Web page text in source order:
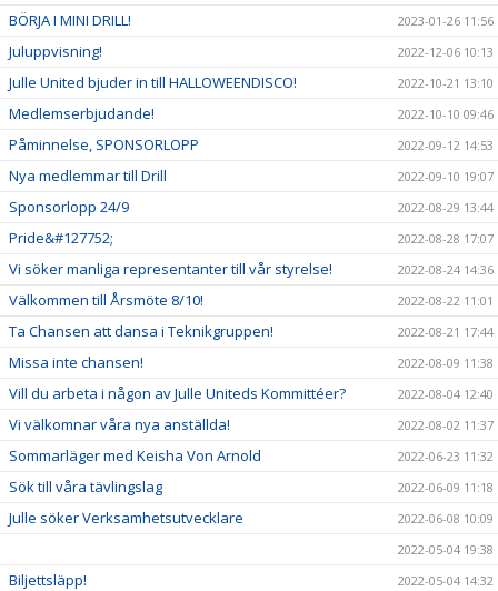
BÖRJA I MINI DRILL! 2023-01-26 11:56
Juluppvisning! 2022-12-06 10:13
Julle United bjuder in till HALLOWEENDISCO! 2022-10-21 13:10
Medlemserbjudande! 2022-10-10 09:46
Påminnelse, SPONSORLOPP 2022-09-12 14:53
Nya medlemmar till Drill 2022-09-10 19:07
Sponsorlopp 24/9 2022-08-29 13:44
Pride&#127752; 2022-08-28 17:07
Vi söker manliga representanter till vår styrelse! 2022-08-24 14:36
Välkommen till Årsmöte 8/10! 2022-08-22 11:01
Ta Chansen att dansa i Teknikgruppen! 2022-08-21 17:44
Missa inte chansen! 2022-08-09 11:38
Vill du arbeta i någon av Julle Uniteds Kommittéer? 2022-08-04 12:40
Vi välkomnar våra nya anställda! 2022-08-02 11:37
Sommarläger med Keisha Von Arnold 2022-06-23 11:32
Sök till våra tävlingslag 2022-06-09 11:18
Julle söker Verksamhetsutvecklare
2022-06-08 10:09
2022-05-04 19:38
Biljettsläpp! 2022-05-04 14:32